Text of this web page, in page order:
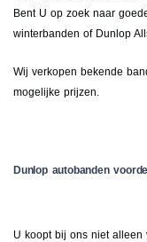
Bent U op zoek naar
winterbanden of Dunlop
Wij verkopen bekende
mogelijke prijzen.
Dunlop autobanden
U koopt bij ons niet alleen